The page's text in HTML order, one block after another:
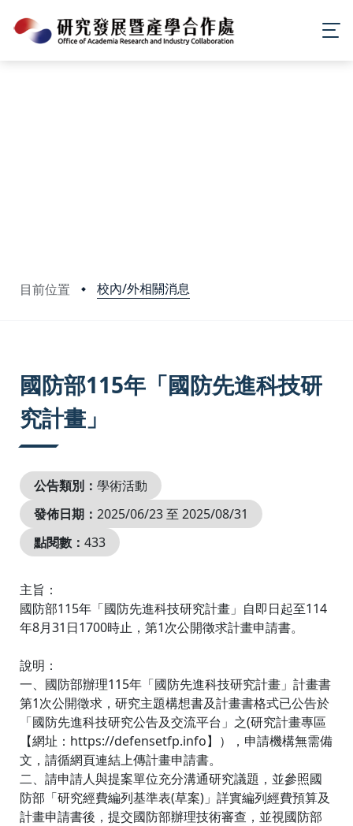
目前位置 校內/外相關消息
國防部115年「國防先進科技研
究計畫」
公告類別： 學術活動
發佈日期： 2025/06/23 至 2025/08/31
點閱數： 433
主旨：
國防部115年「國防先進科技研究計畫」自即日起至114
年8月31日1700時止，第1次公開徵求計畫申請書。
說明：
一、國防部辦理115年「國防先進科技研究計畫」計畫書
第1次公開徵求，研究主題構想書及計畫書格式已公告於
「國防先進科技研究公告及交流平台」之(研究計畫專區
【網址：https://defensetfp.info】），申請機構無需備
文，請循網頁連結上傳計畫申請書。
二、請申請人與提案單位充分溝通研究議題，並參照國
防部「研究經費編列基準表(草案)」詳實編列經費預算及
計畫申請書後，提交國防部辦理技術審查，並視國防部